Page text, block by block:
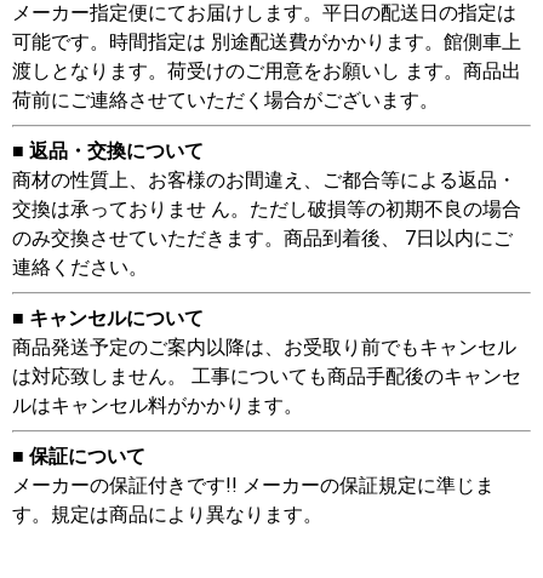
メーカー指定便にてお届けします。平日の配送日の指定は
可能です。時間指定は 別途配送費がかかります。館側車上
渡しとなります。荷受けのご用意をお願いし ます。商品出
荷前にご連絡させていただく場合がございます。
■ 返品・交換について
商材の性質上、お客様のお間違え、ご都合等による返品・
交換は承っておりませ ん。ただし破損等の初期不良の場合
のみ交換させていただきます。商品到着後、 7日以内にご
連絡ください。
■ キャンセルについて
商品発送予定のご案内以降は、お受取り前でもキャンセル
は対応致しません。 工事についても商品手配後のキャンセ
ルはキャンセル料がかかります。
■ 保証について
メーカーの保証付きです!! メーカーの保証規定に準じま
す。規定は商品により異なります。